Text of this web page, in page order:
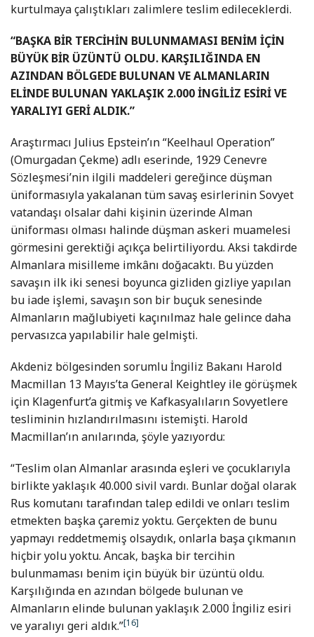
kurtulmaya çalıştıkları zalimlere teslim edileceklerdi.
“BAŞKA BİR TERCİHİN BULUNMAMASI BENİM İÇİN
BÜYÜK BİR ÜZÜNTÜ OLDU. KARŞILIĞINDA EN
AZINDAN BÖLGEDE BULUNAN VE ALMANLARIN
ELİNDE BULUNAN YAKLAŞIK 2.000 İNGİLİZ ESİRİ VE
YARALIYI GERİ ALDIK.”
Araştırmacı Julius Epstein’ın “Keelhaul Operation”
(Omurgadan Çekme) adlı eserinde, 1929 Cenevre
Sözleşmesi’nin ilgili maddeleri gereğince düşman
üniformasıyla yakalanan tüm savaş esirlerinin Sovyet
vatandaşı olsalar dahi kişinin üzerinde Alman
üniforması olması halinde düşman askeri muamelesi
görmesini gerektiği açıkça belirtiliyordu. Aksi takdirde
Almanlara misilleme imkânı doğacaktı. Bu yüzden
savaşın ilk iki senesi boyunca gizliden gizliye yapılan
bu iade işlemi, savaşın son bir buçuk senesinde
Almanların mağlubiyeti kaçınılmaz hale gelince daha
pervasızca yapılabilir hale gelmişti.
Akdeniz bölgesinden sorumlu İngiliz Bakanı Harold
Macmillan 13 Mayıs’ta General Keightley ile görüşmek
için Klagenfurt’a gitmiş ve Kafkasyalıların Sovyetlere
tesliminin hızlandırılmasını istemişti. Harold
Macmillan’ın anılarında, şöyle yazıyordu:
“Teslim olan Almanlar arasında eşleri ve çocuklarıyla
birlikte yaklaşık 40.000 sivil vardı. Bunlar doğal olarak
Rus komutanı tarafından talep edildi ve onları teslim
etmekten başka çaremiz yoktu. Gerçekten de bunu
yapmayı reddetmemiş olsaydık, onlarla başa çıkmanın
hiçbir yolu yoktu. Ancak, başka bir tercihin
bulunmaması benim için büyük bir üzüntü oldu.
Karşılığında en azından bölgede bulunan ve
Almanların elinde bulunan yaklaşık 2.000 İngiliz esiri
ve yaralıyı geri aldık.”[16]